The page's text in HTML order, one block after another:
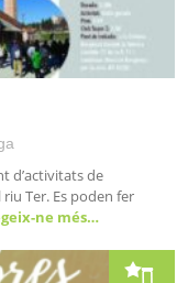
d’activitats de
Ter. Es poden fer
ne més…